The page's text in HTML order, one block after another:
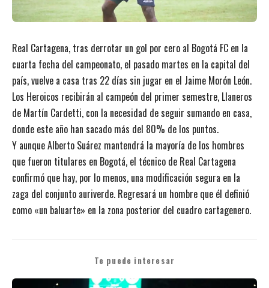
Real Cartagena, tras derrotar un gol por cero al Bogotá FC en la
cuarta fecha del campeonato, el pasado martes en la capital del
país, vuelve a casa tras 22 días sin jugar en el Jaime Morón León.
Los Heroicos recibirán al campeón del primer semestre, Llaneros
de Martín Cardetti, con la necesidad de seguir sumando en casa,
donde este año han sacado más del 80% de los puntos.
Y aunque Alberto Suárez mantendrá la mayoría de los hombres
que fueron titulares en Bogotá, el técnico de Real Cartagena
confirmó que hay, por lo menos, una modificación segura en la
zaga del conjunto auriverde. Regresará un hombre que él definió
como «un baluarte» en la zona posterior del cuadro cartagenero.
Te puede interesar